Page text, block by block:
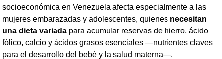
socioeconómica en Venezuela afecta especialmente a las
mujeres embarazadas y adolescentes, quienes necesitan
una dieta variada para acumular reservas de hierro, ácido
fólico, calcio y ácidos grasos esenciales —nutrientes claves
para el desarrollo del bebé y la salud materna—.